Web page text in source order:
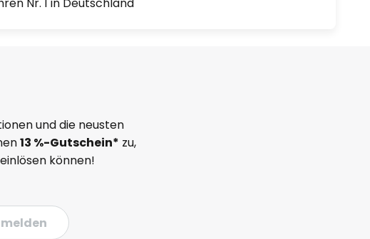
und die neusten
13 %-Gutschein* zu,
können!